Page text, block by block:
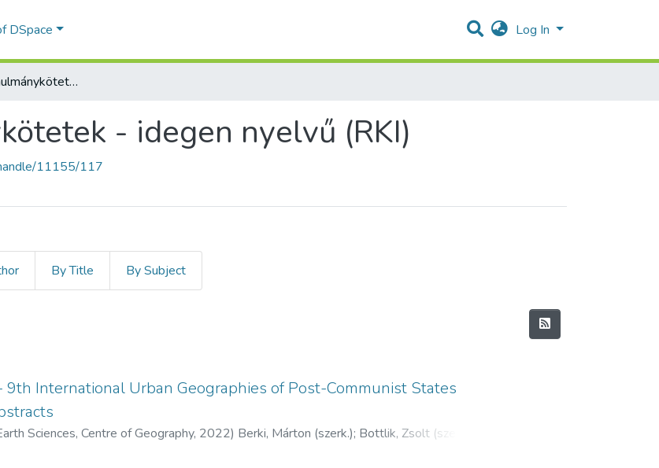
DSpace Log In
Könyvek - Tanulmánykötetek - idegen nyelvű (RKI)
- idegen nyelvű (RKI)
11155/117
By Title By Subject
9th International Urban Geographies of Post-Communist States
Sciences, Centre of Geography, 2022) Berki, Márton (szerk.); Bottlik, Zsolt (szerk.)